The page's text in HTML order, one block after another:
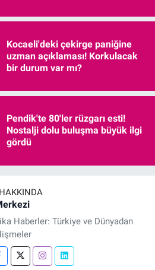
Kocaeli'deki çekirge paniğine
uzman açıklaması! Korkulacak
bir durum var mı?
Pendik'te 80'ler rüzgarı esti!
Nostalji dolu buluşma büyük ilgi
gördü
Haberler: Türkiye ve Dünyadan